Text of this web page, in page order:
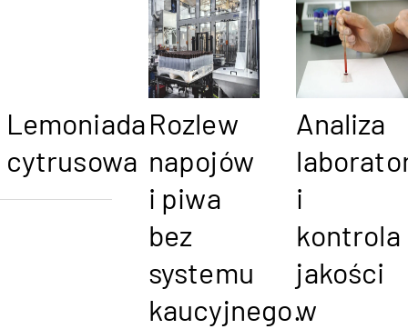
Lemoniada
cytrusowa
Rozlew
napojów
i piwa
bez
systemu
kaucyjnego.
Analiza
i
kontrola
jakości
w